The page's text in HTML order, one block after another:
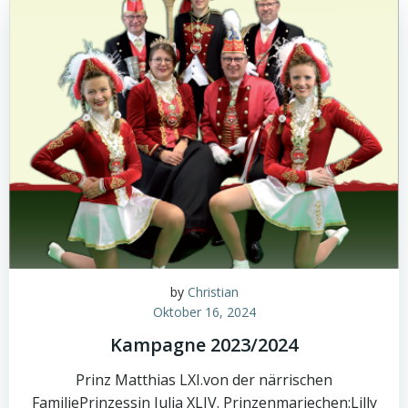
by Christian
Oktober 16, 2024
Kampagne 2023/2024
Prinz Matthias LXI.von der närrischen
FamiliePrinzessin Julia XLIV. Prinzenmariechen:Lilly